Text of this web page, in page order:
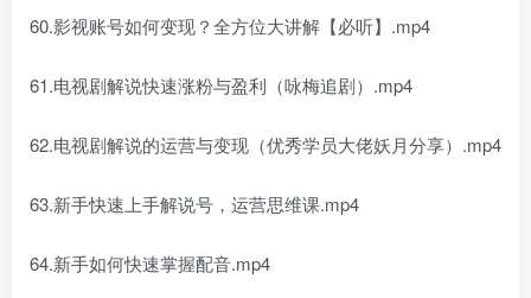
60.影视账号如何变现？全方位大讲解【必听】.mp4
61.电视剧解说快速涨粉与盈利（咏梅追剧）.mp4
62.电视剧解说的运营与变现（优秀学员大佬妖月分享）.mp4
63.新手快速上手解说号，运营思维课.mp4
64.新手如何快速掌握配音.mp4